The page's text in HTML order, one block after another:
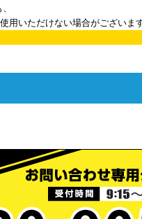
いただけない場合がございます